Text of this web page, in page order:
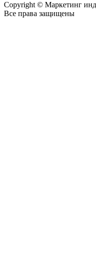
Copyright © Маркетинг
Все права защищены